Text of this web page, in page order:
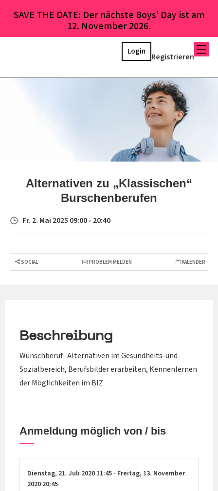
SAVE THE DATE: Der nächste Boys’ Day ist am
12. November 2026.
Registrieren
Login
Alternativen zu „Klassischen“
Burschenberufen
Fr. 2. Mai 2025 09:00 - 20:40
SOCIAL PROBLEM MELDEN KALENDER
Beschreibung
Wunschberuf- Alternativen im Gesundheits-und
Sozialbereich, Berufsbilder erarbeiten, Kennenlernen
der Möglichkeiten im BIZ
Anmeldung möglich von / bis
Dienstag, 21. Juli 2020 11:45 - Freitag, 13. November
2020 20:45